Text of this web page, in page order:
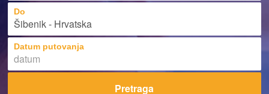
Do
Datum putovanja
Pretraga